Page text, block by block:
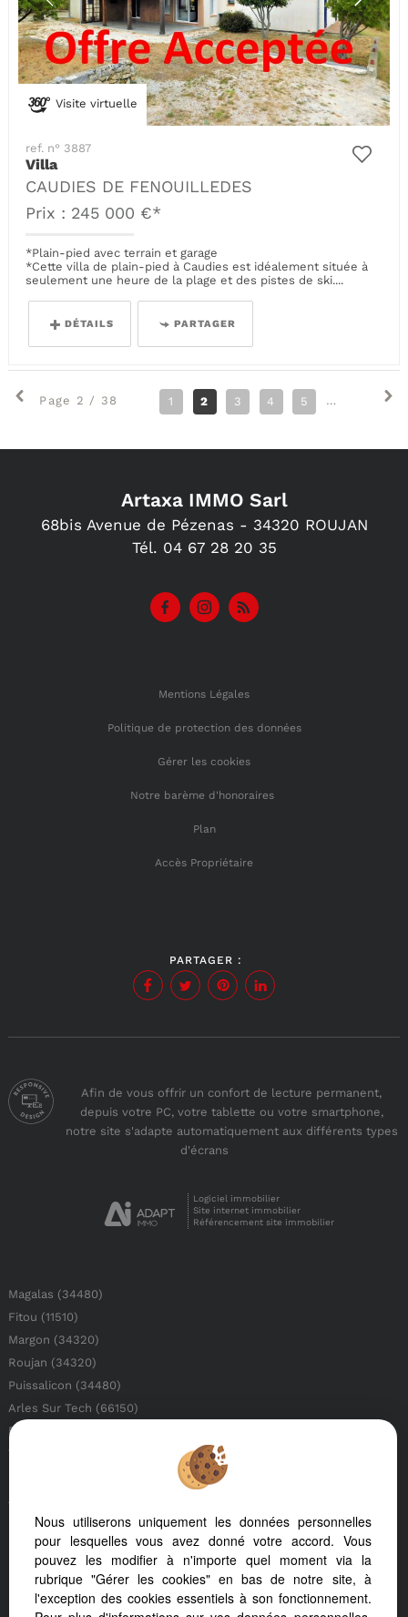
Visite virtuelle
ref. n° 3887
Villa
CAUDIES DE FENOUILLEDES
Prix : 245 000 €*
*Plain-pied avec terrain et garage
*Cette villa de plain-pied à Caudies est idéalement située à
seulement une heure de la plage et des pistes de ski....
DÉTAILS PARTAGER
Page 2 / 38 1 2 3 4 5 6
Artaxa IMMO Sarl
68bis Avenue de Pézenas - 34320 ROUJAN
Tél. 04 67 28 20 35
Mentions Légales
Politique de protection des données
Gérer les cookies
Notre barème d'honoraires
Plan
Accès Propriétaire
PARTAGER :
Afin de vous offrir un confort de lecture permanent,
depuis votre PC, votre tablette ou votre smartphone,
notre site s'adapte automatiquement aux différents types
d'écrans
Logiciel immobilier
Site internet immobilier
Référencement site immobilier
Magalas (34480)
Fitou (11510)
Margon (34320)
Roujan (34320)
Puissalicon (34480)
Arles Sur Tech (66150)
Beziers (34500)
Vernet Les Bains (66820)
Argeles Sur Mer (66700)
Perpignan (66000)
Laurens (34480)
Nezignan L'eveque (34120)
Rasigueres (66720)
Latour De France (66720)
Nous utiliserons uniquement les données personnelles
pour lesquelles vous avez donné votre accord. Vous
pouvez les modifier à n'importe quel moment via la
rubrique "Gérer les cookies" en bas de notre site, à
l'exception des cookies essentiels à son fonctionnement.